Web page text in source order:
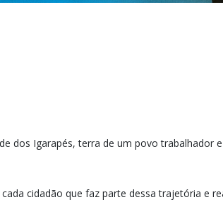
dos Igarapés, terra de um povo
cidadão que faz parte dessa trajetória e